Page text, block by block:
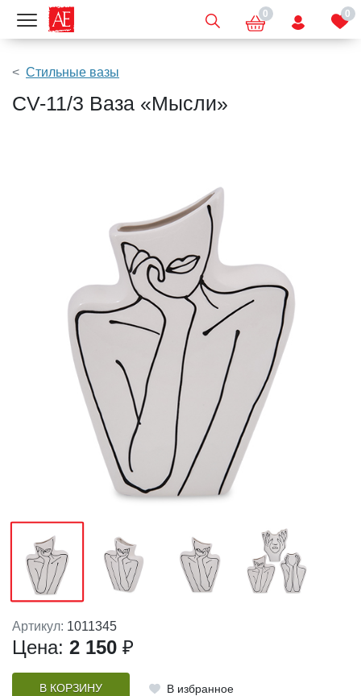
Показать меню 0 0
Стильные вазы
CV-11/3 Ваза «Мысли»
Артикул: 1011345
Цена: 2 150 ₽
В КОРЗИНУ В избранное